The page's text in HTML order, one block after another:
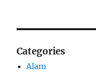
Categories
Alam